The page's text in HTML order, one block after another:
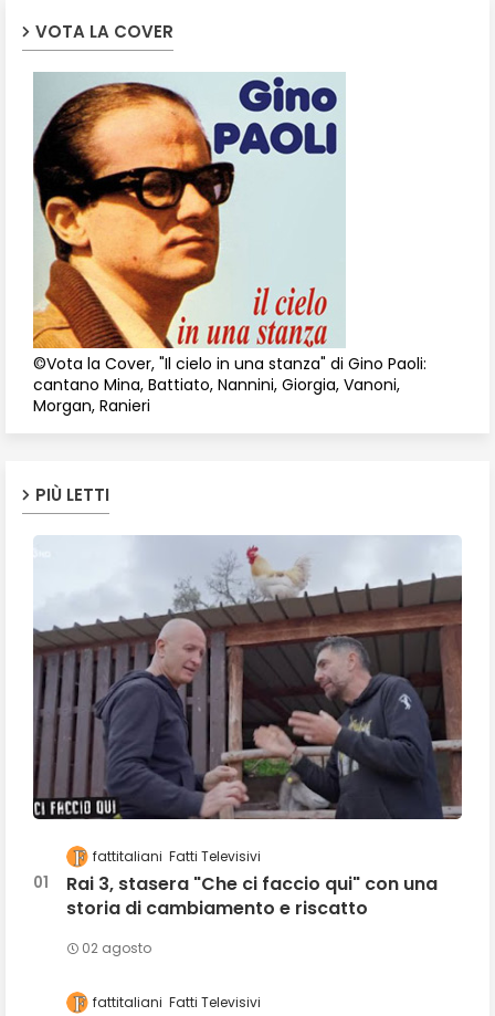
VOTA LA COVER
©Vota la Cover, "Il cielo in una stanza" di Gino Paoli:
cantano Mina, Battiato, Nannini, Giorgia, Vanoni,
Morgan, Ranieri
PIÙ LETTI
fattitaliani Fatti Televisivi
Rai 3, stasera "Che ci faccio qui" con una
storia di cambiamento e riscatto
02 agosto
fattitaliani Fatti Televisivi